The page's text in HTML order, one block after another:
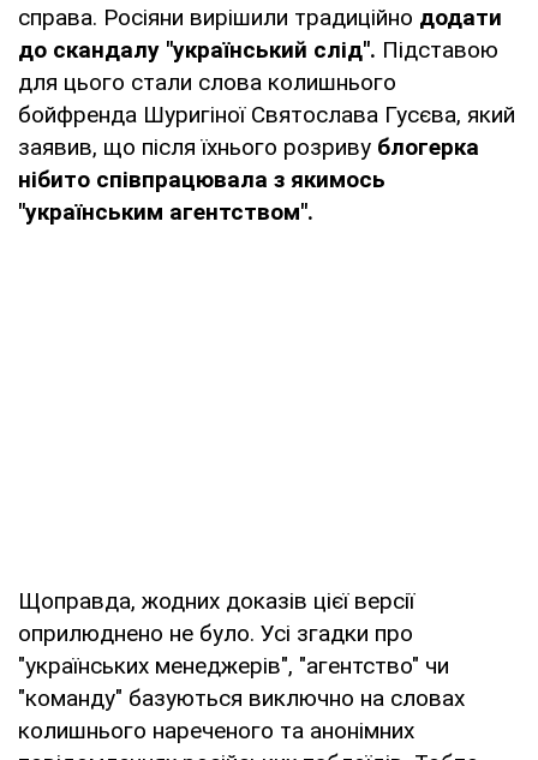
справа. Росіяни вирішили традиційно додати
до скандалу "український слід". Підставою
для цього стали слова колишнього
бойфренда Шуригіної Святослава Гусєва, який
заявив, що після їхнього розриву блогерка
нібито співпрацювала з якимось
"українським агентством".
Щоправда, жодних доказів цієї версії
оприлюднено не було. Усі згадки про
"українських менеджерів", "агентство" чи
"команду" базуються виключно на словах
колишнього нареченого та анонімних